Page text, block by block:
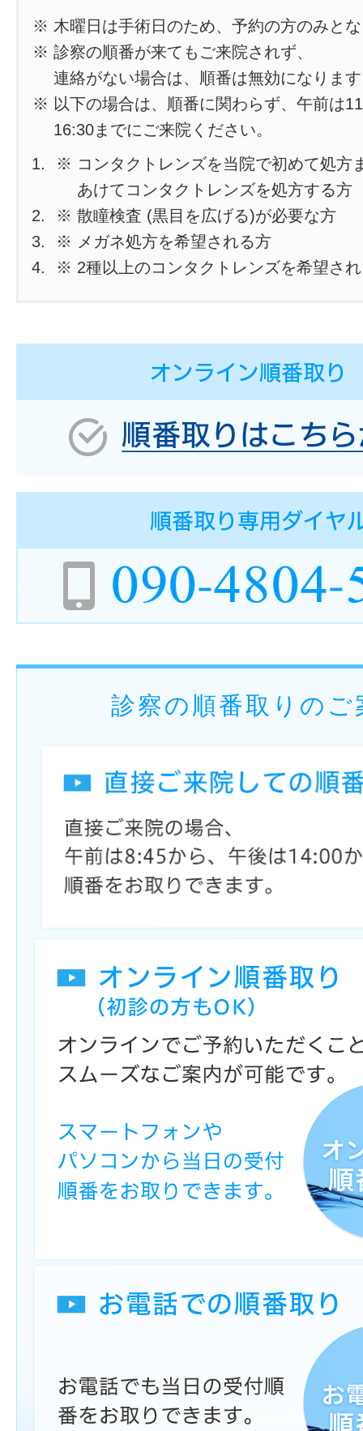
※ 木曜日は手術日のため、予約の方のみと
※ 診察の順番が来てもご来院されず、
連絡がない場合は、順番は無効になりま
※ 以下の場合は、順番に関わらず、午前は
16:30までにご来院ください。
※ コンタクトレンズを当院で初めて処方
あけてコンタクトレンズを処方する方
※ 散瞳検査 (黒目を広げる)が必要な方
※ メガネ処方を希望される方
※ 2種以上のコンタクトレンズを希望さ
診察の順番取りのご